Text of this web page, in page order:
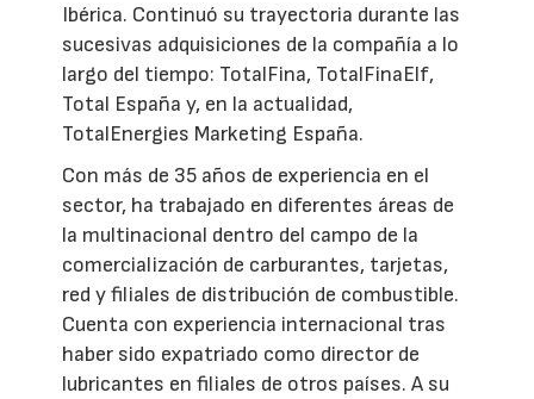
Ibérica. Continuó su trayectoria durante las
sucesivas adquisiciones de la compañía a lo
largo del tiempo: TotalFina, TotalFinaElf,
Total España y, en la actualidad,
TotalEnergies Marketing España.
Con más de 35 años de experiencia en el
sector, ha trabajado en diferentes áreas de
la multinacional dentro del campo de la
comercialización de carburantes, tarjetas,
red y filiales de distribución de combustible.
Cuenta con experiencia internacional tras
haber sido expatriado como director de
lubricantes en filiales de otros países. A su